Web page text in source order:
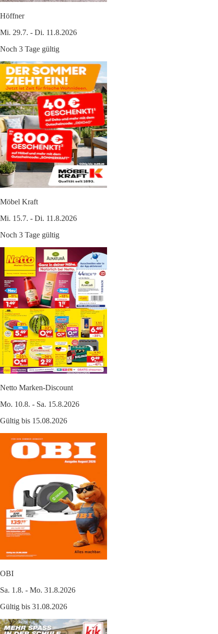
Höffner
Mi. 29.7. - Di. 11.8.2026
Noch 3 Tage gültig
Möbel Kraft
Mi. 15.7. - Di. 11.8.2026
Noch 3 Tage gültig
Netto Marken-Discount
Mo. 10.8. - Sa. 15.8.2026
Gültig bis 15.08.2026
OBI
Sa. 1.8. - Mo. 31.8.2026
Gültig bis 31.08.2026